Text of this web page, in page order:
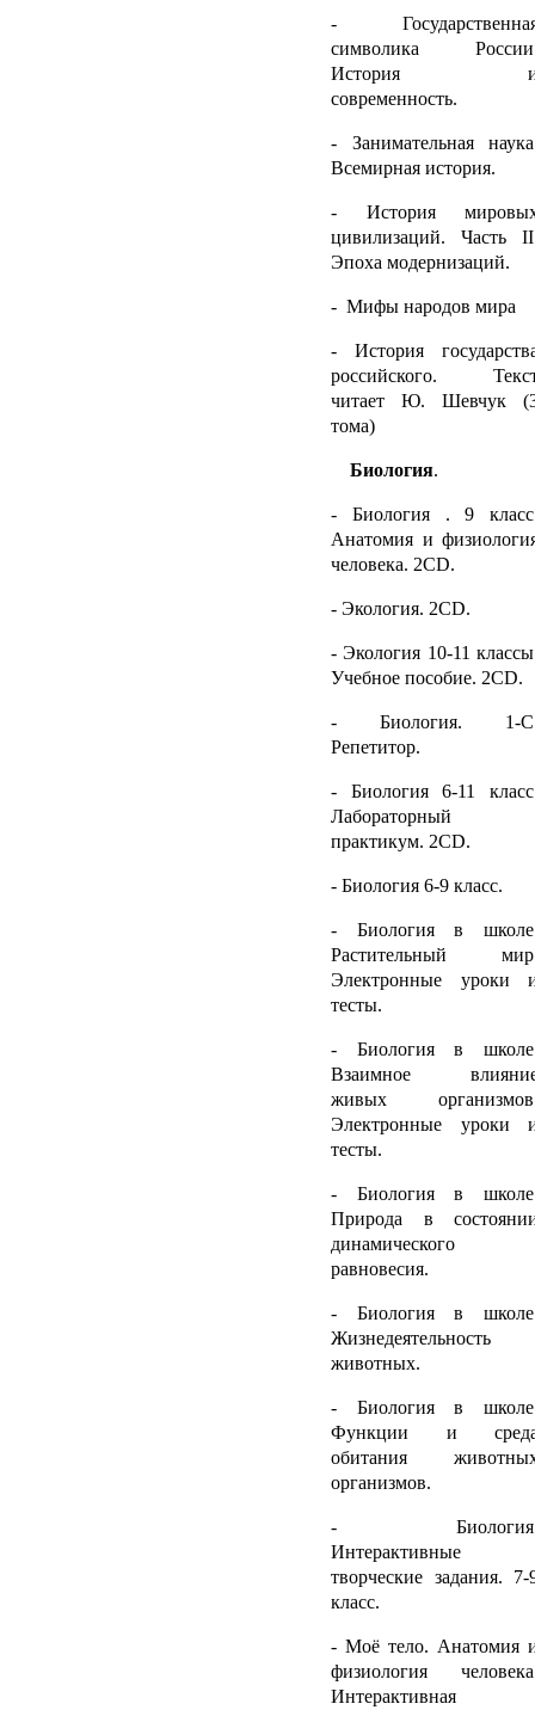
-
символика
История
современность.
- Занимательная
Всемирная история.
- История
цивилизаций. ЧастьII
Эпоха модернизаций.
- Мифы народов мира
- История
российского.
читает Ю. Шевчук
тома)
Биология.
- Биология . 9
Анатомия и
человека. 2CD.
- Экология. 2CD.
- Экология 10-11
Учебное пособие. 2CD.
- Биология. 1-
Репетитор.
- Биология 6-11
Лабораторный
практикум. 2CD.
- Биология 6-9 класс.
- Биология в
Растительный
Электронные уроки
тесты.
- Биология в
Взаимное
живых
Электронные уроки
тесты.
- Биология в
Природа в
динамического
равновесия.
- Биология в
Жизнедеятельность
животных.
- Биология в
Функции и
обитания
организмов.
-
Интерактивные
творческие задания. 7-
класс.
- Моё тело. Анатомия
физиология
Интерактивная